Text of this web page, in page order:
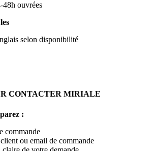
48h ouvrées
selon disponibilité
CONTACTER MIRIALE
:
commande
ou email de commande